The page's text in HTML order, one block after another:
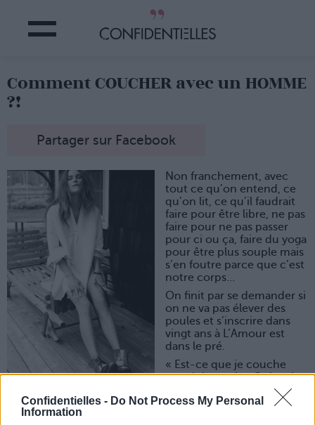
Confidentielles - Do Not Process My Personal
Information
Comment COUCHER avec un HOMME
?!
Partager sur Facebook
Non franchement, avec
tout ce qu’on entend, ce
qu’on lit, ce qu’il faudrait
faire pour être libre, ne pas
faire pour ne pas passer
pour ci ou ça, faire du yoga
pour être plus souple mais
s’en foutre parce que c’est
notre corps…
On finit par se demander si
on ne va pas élever des
poules et s’inscrire dans
vingt ans à L’Amour est
dans le pré.
« Est-ce que je couche
avec lui ce soir ? Oui mais
en même temps pour qui
on va me prendre !? En même temps si je ne couche pas
avec lui il va se dire que je suis une Marie-Simone pleine